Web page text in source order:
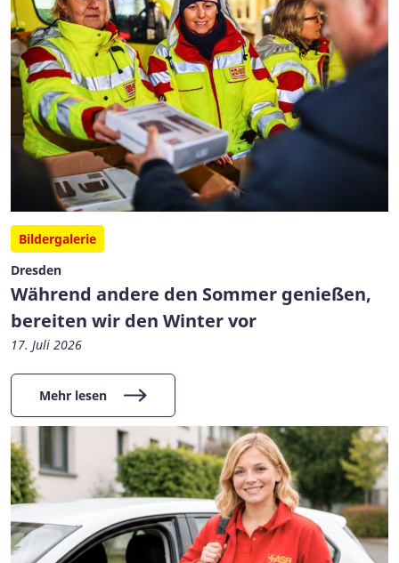
Bildergalerie
Dresden
Während andere den Sommer genießen,
bereiten wir den Winter vor
17. Juli 2026
Mehr lesen